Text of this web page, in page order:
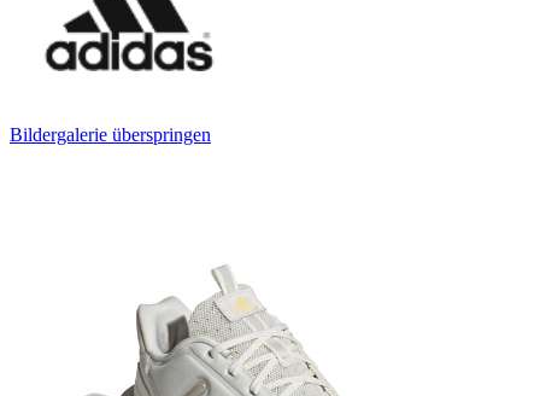
Bildergalerie überspringen